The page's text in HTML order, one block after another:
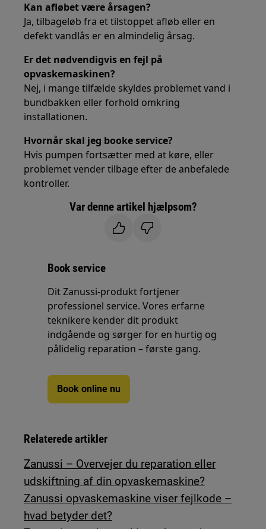
Kan afløbet være årsagen?
Ja, tilbageløb fra et tilstoppet afløb eller en
defekt vandlås er en almindelig årsag.
Er det nødvendigvis en fejl på
opvaskemaskinen?
Nej, i mange tilfælde skyldes problemet vand i
bundbakken eller forhold omkring
installationen.
Hvornår skal jeg booke service?
Hvis pumpen fortsætter med at køre, eller
problemet vender tilbage efter de anbefalede
kontroller.
Var denne artikel hjælpsom?
Book service
Dit Zanussi-produkt fortjener
professionel service. Vores erfarne
teknikere kender dit produkt
indgående og sørger for en hurtig og
pålidelig reparation – første gang.
Book online nu
Relaterede artikler
Zanussi – Overvejer du reparation eller
udskiftning af din opvaskemaskine?
Zanussi opvaskemaskine viser fejlkode –
hvad betyder det?